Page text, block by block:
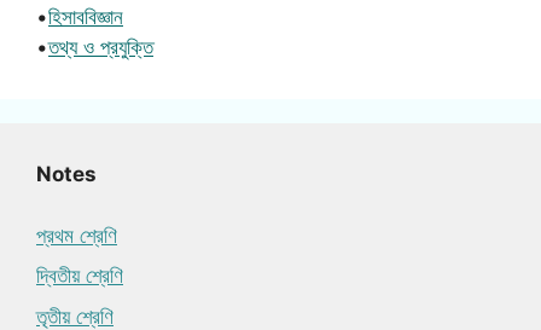
•হিসাববিজ্ঞান
•তথ্য ও প্রযুক্তি
Notes
প্রথম শ্রেণি
দ্বিতীয় শ্রেণি
তৃতীয় শ্রেণি